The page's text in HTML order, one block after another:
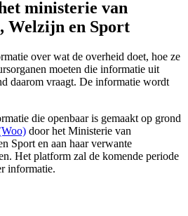
ministerie van
Welzijn en Sport
over wat de overheid doet, hoe ze
moeten die informatie uit
daarom vraagt. De informatie wordt
die openbaar is gemaakt op grond
door het Ministerie van
Sport en aan haar verwante
Het platform zal de komende periode
informatie.